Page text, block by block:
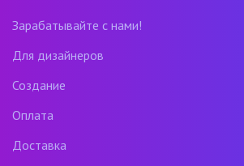
Зарабатывайте с нами!
Для дизайнеров
Создание
Оплата
Доставка